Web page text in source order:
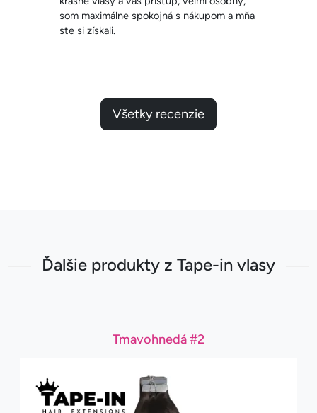
som maximálne spokojná s nákupom a mňa
ste si získali.
Všetky recenzie
Ďalšie produkty z Tape-in vlasy
Tmavohnedá #2